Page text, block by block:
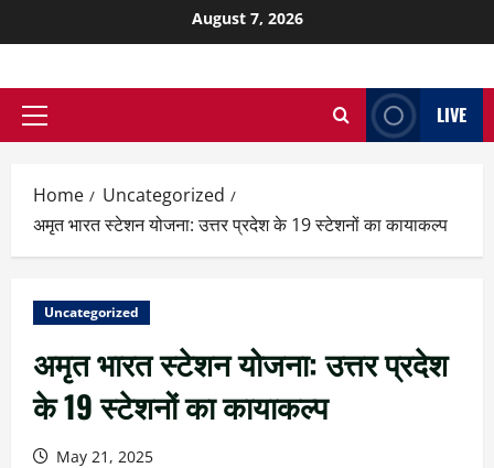
August 7, 2026
LIVE
Home
Uncategorized
अमृत भारत स्टेशन योजना: उत्तर प्रदेश के 19 स्टेशनों का कायाकल्प
Uncategorized
अमृत भारत स्टेशन योजना: उत्तर प्रदेश
के 19 स्टेशनों का कायाकल्प
May 21, 2025